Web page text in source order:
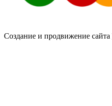
Создание и продвижение сайта